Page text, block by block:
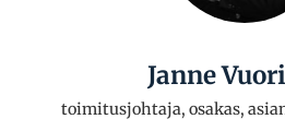
Janne
toimitusjohtaja, osakas,